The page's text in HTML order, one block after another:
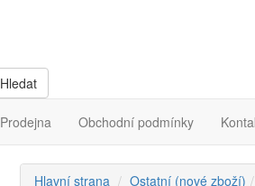
Prodejna Obchodní podmínky
Hlavní strana Ostatní (nové zboží)